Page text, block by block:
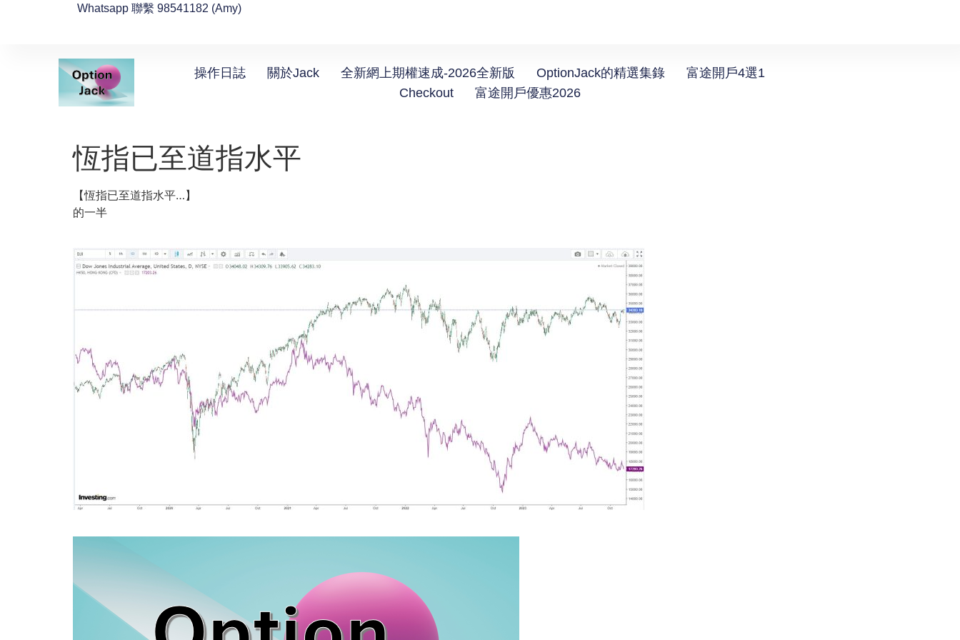
Whatsapp 聯繫 98541182 (Amy)
操作日誌 關於Jack 全新網上期權速成-2026全新版 OptionJack的精選集錄
富途開戶4選1
Checkout
富途開戶優惠2026
恆指已至道指水平
【恆指已至道指水平…】
的一半